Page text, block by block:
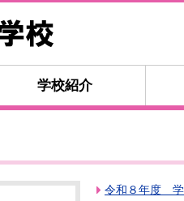
学校紹介
令和８年度 学